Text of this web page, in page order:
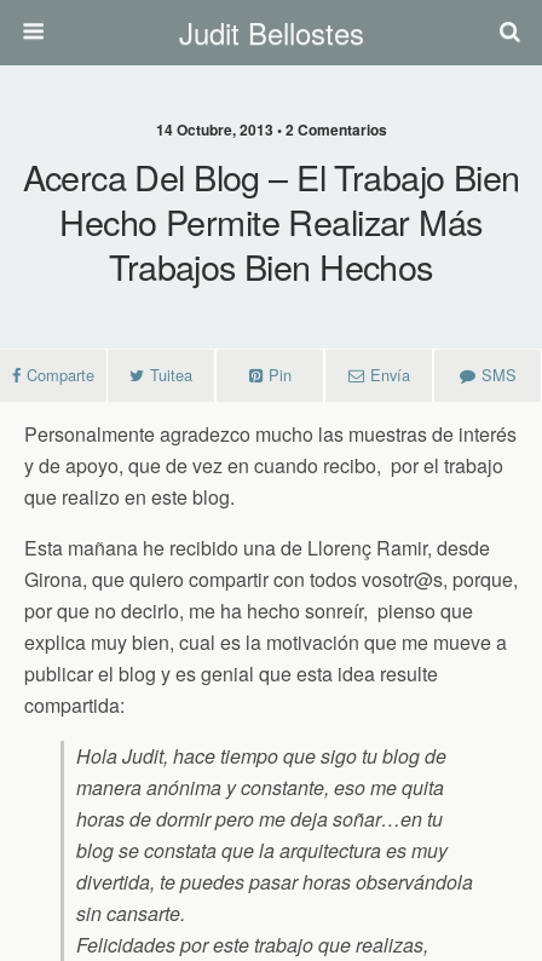
Judit Bellostes
14 Octubre, 2013 • 2 Comentarios
Acerca Del Blog – El Trabajo Bien
Hecho Permite Realizar Más
Trabajos Bien Hechos
Comparte Tuitea Pin Envía SMS
Personalmente agradezco mucho las muestras de interés
y de apoyo, que de vez en cuando recibo, por el trabajo
que realizo en este blog.
Esta mañana he recibido una de Llorenç Ramir, desde
Girona, que quiero compartir con todos vosotr@s, porque,
por que no decirlo, me ha hecho sonreír, pienso que
explica muy bien, cual es la motivación que me mueve a
publicar el blog y es genial que esta idea resulte
compartida:
Hola Judit, hace tiempo que sigo tu blog de
manera anónima y constante, eso me quita
horas de dormir pero me deja soñar…en tu
blog se constata que la arquitectura es muy
divertida, te puedes pasar horas observándola
sin cansarte.
Felicidades por este trabajo que realizas,